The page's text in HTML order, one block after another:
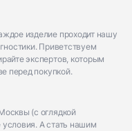
изделие проходит нашу
Приветствуем
экспертов, которым
перед покупкой.
(с оглядкой
А стать нашим